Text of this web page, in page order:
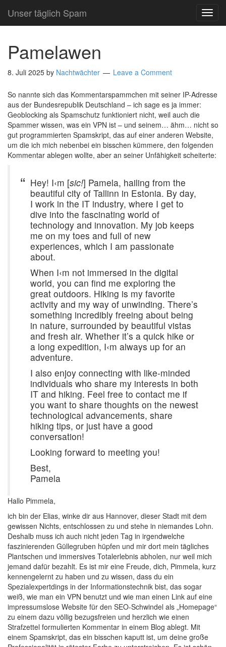
Unser täglich Spam
Pamelawen
8. Juli 2025 by Nachtwächter Leave a Comment
So nannte sich das Kommentarspammchen mit seiner IP-Adresse
aus der Bundesrepublik Deutschland – ich sage es ja immer:
Geoblocking als Spamschutz funktioniert nicht, weil auch die
Spammer wissen, was ein VPN ist – und seinem… ähm… nicht so
gut programmierten Spamskript, das auf einer anderen Website,
um die ich mich nebenbei ein bisschen kümmere, den folgenden
Kommentar ablegen wollte, aber an seiner Unfähigkeit scheiterte:
Hey! I‹m [sic!] Pamela, hailing from the
beautiful city of Tallinn in Estonia. By day,
I work in the IT industry, where I get to
dive into the fascinating world of
technology and innovation. My job keeps
me on my toes and full of new
experiences, which I am passionate
about.
When I‹m not immersed in the digital
world, you can find me exploring the
great outdoors. Hiking is my favorite
activity and my way of unwinding. There’s
something incredibly freeing about being
in nature, surrounded by beautiful vistas
and fresh air. Whether it’s a quick hike or
a long expedition, I‹m always up for an
adventure.
I also enjoy connecting with like-minded
individuals who share my interests in both
IT and hiking. Feel free to contact me if
you want to share thoughts on the newest
technological advancements, share
hiking tips, or just have a good
conversation!
Looking forward to meeting you!
Best,
Pamela
Hallo Pimmela,
ich bin der Elias, winke dir aus Hannover, dieser Stadt mit dem
gewissen Nichts, entschlossen zu und stehe in niemandes Lohn.
Deshalb muss ich auch nicht jeden Tag in irgendwelche
faszinierenden Güllegruben hüpfen und mir dort mein tägliches
Plantschen und immersives Totalerlebnis abholen, nur weil mich
jemand dafür bezahlt. Es ist mir eine Freude, dich, Pimmela, kurz
kennengelernt zu haben und zu wissen, dass du ein
Spezialexpertdings in der Informationstechnik bist, das sogar
weiß, wie man ein VPN benutzt und wie man einen Link auf eine
impressumslose Website für den SEO-Schwindel als „Homepage“
zu einem dazu völlig bezugsfreien und herzlich wie einen
Strafzettel formulierten Kommentar in einem Blog ablegt. Mit
einem Spamskript, das ein bisschen kaputt ist, um deine große